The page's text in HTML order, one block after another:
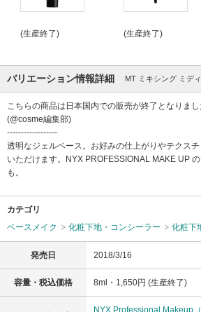
(生産終了) (生産終了)
バリエーション情報詳細 MT ミキシング ミデ
こちらの商品は日本国内での販売が終了となりまし
(@cosme編集部)
------------------
透明なジェルベース。お好みの仕上がりやテクス
いただけます。NYX PROFESSIONAL MAKE UP
も。
カテゴリ
ベースメイク
化粧下地・コンシーラー 化粧下
発売日 2018/3/16
容量・税込価格 8ml・1,650円 (生産終了)
NYX Professional Makeup